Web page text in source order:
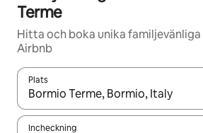
Terme
Hitta och boka unika familjevänliga
Airbnb
Plats
När resultaten är tillgängliga kan du
Incheckning